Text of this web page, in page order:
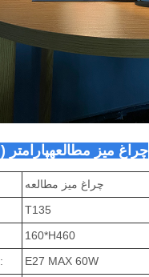
چراغ میز مطالعه
چراغ میز مطالعه
T135
160*H460
رابط منبع نور:
E27 MAX 60W